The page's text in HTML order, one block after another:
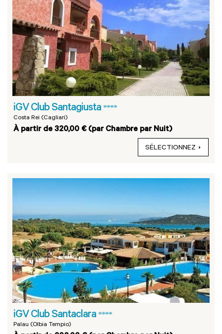
iGV Club Santagiusta ****
Costa Rei (Cagliari)
À partir de 320,00 € (par Chambre par Nuit)
SÉLECTIONNEZ
iGV Club Santaclara ****
Palau (Olbia Tempio)